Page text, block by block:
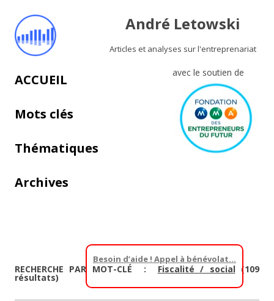
André Letowski
Articles et analyses sur l'entreprenariat
avec le soutien de
Aller au contenu principal
ACCUEIL
Mots clés
Thématiques
Archives
RECHERCHE PAR MOT-CLÉ : Fiscalité / social(109
résultats)
Besoin d’aide ! Appel à bénévolat…